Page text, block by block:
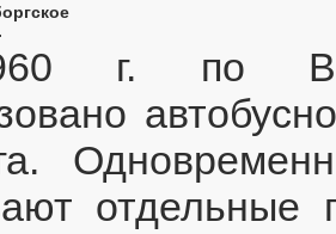
г. по